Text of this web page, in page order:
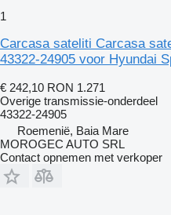
1
Carcasa sateliti Carcasa
43322-24905 voor Hyundai
€ 242,10 RON 1.271
Overige transmissie-onderdeel
43322-24905
Roemenië, Baia Mare
MOROGEC AUTO SRL
Contact opnemen met verkoper